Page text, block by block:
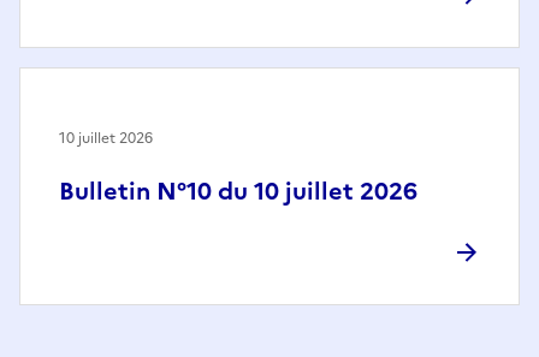
Bulletin N°10 du 10 juillet 2026
10 juillet 2026